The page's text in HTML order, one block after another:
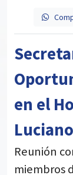
en el
Reunión
miembros